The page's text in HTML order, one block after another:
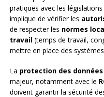
pratiques avec les
implique de vérifier les
de respecter les normes
travail (temps de travail,
mettre en place des
La protection des
majeur, notamment avec le
doivent garantir la sécurité